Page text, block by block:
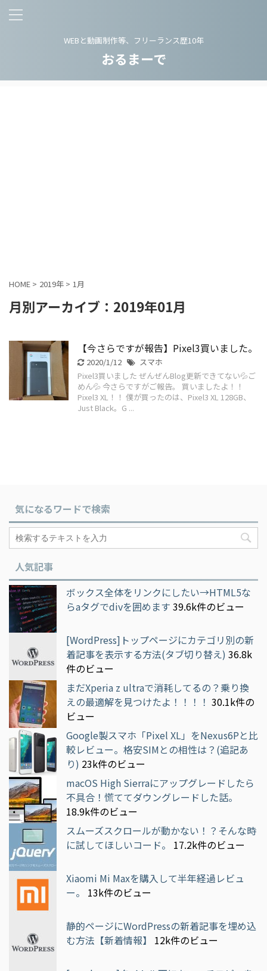
WEBと動画制作等、フリーランス歴10年
おるまーで
HOME > 2019年 > 1月
月別アーカイブ：2019年01月
【今さらですが報告】Pixel3買いました。
2020/1/12
スマホ
Pixel3買いました ぜんぜんBlog更新できてない💦ご
めん💦 今さらですがご報告。 買いましたよ！！
Pixel3 XL！！ 僕が買ったのは、Pixel3 XL 128GB、
Just Black。G ...
気になるワードで検索
人気記事
ボックス全体をリンクにしたい→HTML5な
らaタグでdivを囲めます 39.6k件のビュー
[WordPress]トップページにカテゴリ別の新
着記事を表示する方法(タブ切り替え) 36.8k
件のビュー
まだXperia z ultraで消耗してるの？乗り換
えの最適解を見つけたよ！！！！ 30.1k件の
ビュー
Google製スマホ「Pixel XL」をNexus6Pと比
較レビュー。格安SIMとの相性は？(追記あ
り) 23k件のビュー
macOS High Sierraにアップグレードしたら
不具合！慌ててダウングレードした話。
18.9k件のビュー
スムーズスクロールが動かない！？そんな時
に試してほしいコード。
17.2k件のビュー
Xiaomi Mi Maxを購入して半年経過レビュ
ー。
13k件のビュー
静的ページにWordPressの新着記事を埋め込
む方法【新着情報】
12k件のビュー